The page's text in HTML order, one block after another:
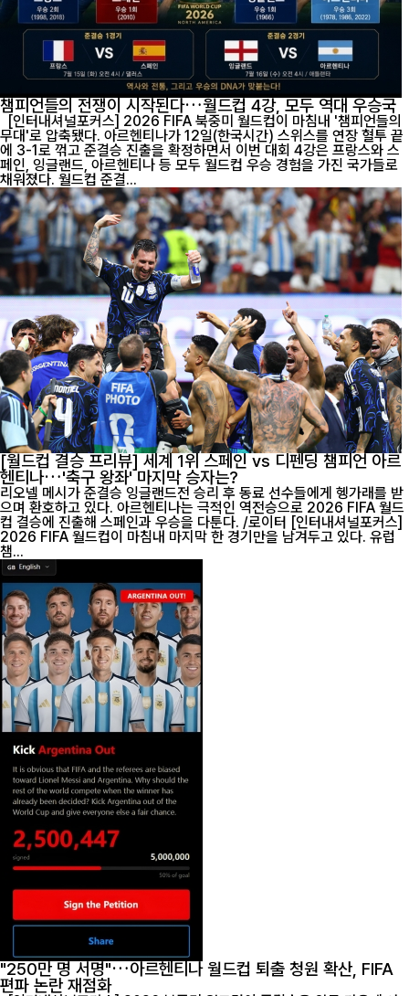
챔피언들의 전쟁이 시작된다…월드컵 4강, 모두 역대 우승국
[인터내셔널포커스] 2026 FIFA 북중미 월드컵이 마침내 '챔피언들의
무대'로 압축됐다. 아르헨티나가 12일(한국시간) 스위스를 연장 혈투 끝
에 3-1로 꺾고 준결승 진출을 확정하면서 이번 대회 4강은 프랑스와 스
페인, 잉글랜드, 아르헨티나 등 모두 월드컵 우승 경험을 가진 국가들로
채워졌다. 월드컵 준결...
[월드컵 결승 프리뷰] 세계 1위 스페인 vs 디펜딩 챔피언 아르
헨티나…'축구 왕좌' 마지막 승자는?
리오넬 메시가 준결승 잉글랜드전 승리 후 동료 선수들에게 헹가래를 받
으며 환호하고 있다. 아르헨티나는 극적인 역전승으로 2026 FIFA 월드
컵 결승에 진출해 스페인과 우승을 다툰다. /로이터 [인터내셔널포커스]
2026 FIFA 월드컵이 마침내 마지막 한 경기만을 남겨두고 있다. 유럽
챔...
"250만 명 서명"…아르헨티나 월드컵 퇴출 청원 확산, FIFA
편파 논란 재점화